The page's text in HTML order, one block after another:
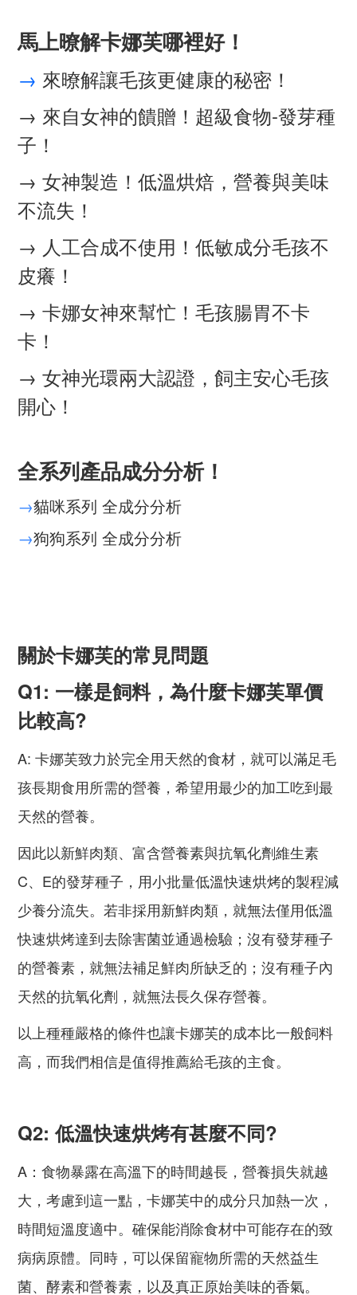
馬上暸解卡娜芙哪裡好！
→ 來暸解讓毛孩更健康的秘密！
→ 來自女神的饋贈！ 超級食物-發芽種
子！
→ 女神製造！低溫烘焙，營養與美味
不流失！
→ 人工合成不使用！低敏成分毛孩不
皮癢！
→ 卡娜女神來幫忙！毛孩腸胃不卡
卡！
→ 女神光環兩大認證，飼主安心毛孩
開心！
全系列產品成分分析！
→貓咪系列 全成分分析
→狗狗系列 全成分分析
關於卡娜芙的常見問題
Q1: 一樣是飼料，為什麼卡娜芙單價
比較高?
A: 卡娜芙致力於完全用天然的食材，就可以滿足毛
孩長期食用所需的營養，希望用最少的加工吃到最
天然的營養。
因此以新鮮肉類、富含營養素與抗氧化劑維生素
C、E的發芽種子，用小批量低溫快速烘烤的製程減
少養分流失。若非採用新鮮肉類，就無法僅用低溫
快速烘烤達到去除害菌並通過檢驗；沒有發芽種子
的營養素，就無法補足鮮肉所缺乏的；沒有種子內
天然的抗氧化劑，就無法長久保存營養。
以上種種嚴格的條件也讓卡娜芙的成本比一般飼料
高，而我們相信是值得推薦給毛孩的主食。
Q2: 低溫快速烘烤有甚麼不同?
A：食物暴露在高溫下的時間越長，營養損失就越
大，考慮到這一點，卡娜芙中的成分只加熱一次，
時間短溫度適中。確保能消除食材中可能存在的致
病病原體。同時，可以保留寵物所需的天然益生
菌、酵素和營養素，以及真正原始美味的香氣。